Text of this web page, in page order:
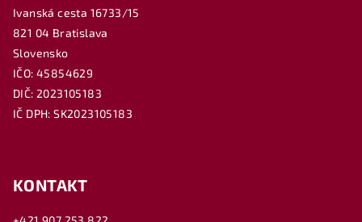
Ivanská cesta 16733/15
821 04 Bratislava
Slovensko
IČO: 45854629
DIČ: 2023105183
IČ DPH: SK2023105183
KONTAKT